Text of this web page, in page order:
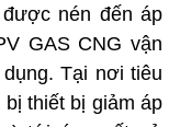
nén đến áp
GAS CNG vận
Tại nơi tiêu
thiết bị giảm áp